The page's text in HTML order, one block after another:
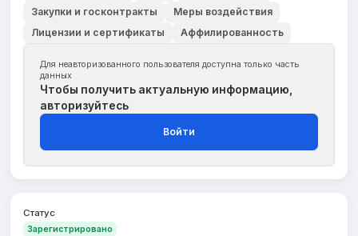
Закупки и госконтракты
Меры воздействия
Лицензии и сертификаты
Аффилированность
Для неавторизованного пользователя доступна только часть
данных
Чтобы получить актуальную информацию,
авторизуйтесь
Войти
Статус
Зарегистрировано